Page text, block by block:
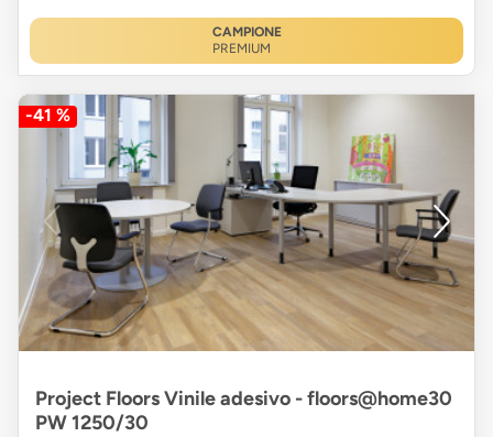
CAMPIONE
PREMIUM
-41 %
Project Floors Vinile adesivo - floors@home30
PW 1250/30